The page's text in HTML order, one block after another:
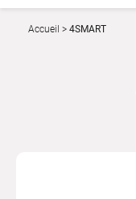
Accueil 4SMART